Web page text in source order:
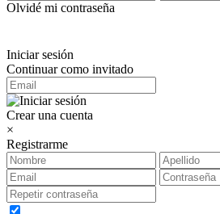
Olvidé mi contraseña
Iniciar sesión
Continuar como invitado
Crear una cuenta
×
Registrarme